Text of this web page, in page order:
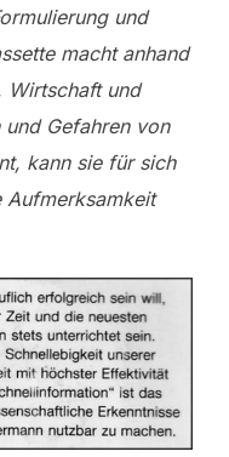
und
macht anhand
Wirtschaft und
Gefahren von
kann sie für sich
Aufmerksamkeit